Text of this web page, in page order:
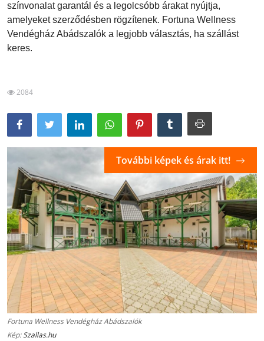
Blog
Szállások Hajdúszoboszlón
színvonalat garantál és a legolcsóbb árakat nyújtja,
amelyeket szerződésben rögzítenek. Fortuna Wellness
Vendégház Abádszalók a legjobb választás, ha szállást
keres.
2084
Fortuna Wellness Vendégház Abádszalók
Kép:Szallas.hu
További képek és árak itt!